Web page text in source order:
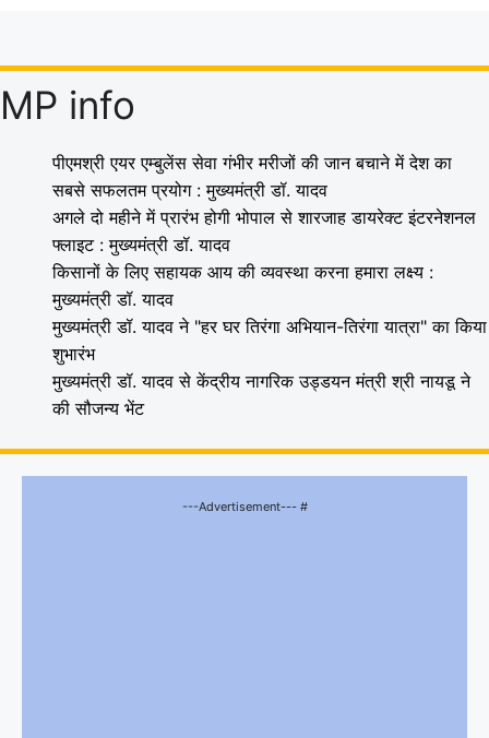
MP info
पीएमश्री एयर एम्बुलेंस सेवा गंभीर मरीजों की जान बचाने में देश का
सबसे सफलतम प्रयोग : मुख्यमंत्री डॉ. यादव
अगले दो महीने में प्रारंभ होगी भोपाल से शारजाह डायरेक्ट इंटरनेशनल
फ्लाइट : मुख्यमंत्री डॉ. यादव
किसानों के लिए सहायक आय की व्यवस्था करना हमारा लक्ष्य :
मुख्यमंत्री डॉ. यादव
मुख्यमंत्री डॉ. यादव ने "हर घर तिरंगा अभियान-तिरंगा यात्रा" का किया
शुभारंभ
मुख्यमंत्री डॉ. यादव से केंद्रीय नागरिक उड्डयन मंत्री श्री नायडू ने
की सौजन्य भेंट
---Advertisement--- #